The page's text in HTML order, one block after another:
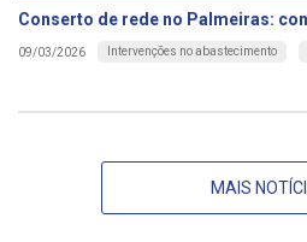
Conserto de rede no Palmeiras:
09/03/2026 Intervenções no abastecimento
MAIS